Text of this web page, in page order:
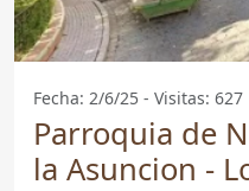
Fecha: 2/6/25 - Visitas: 627
Parroquia de
la Asuncion -